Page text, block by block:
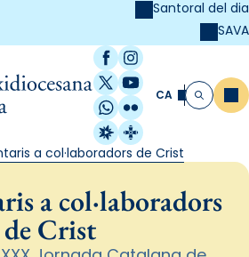
Santoral del dia
SAVA
Facebook
Instagram
X / Twitter
YouTube
WhatsApp
Flickr
Radio Estel
Catalunya
CA Cerca
a col·laboradors de Crist
a col·laboradors
de Crist